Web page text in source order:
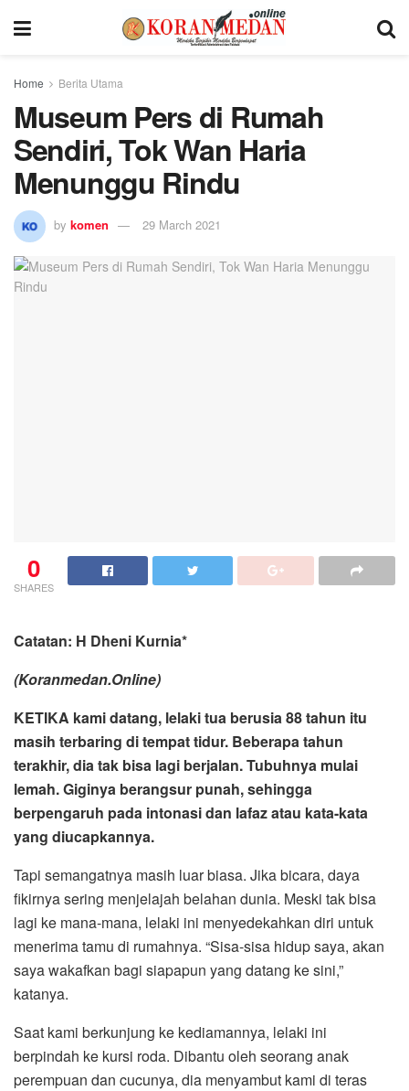
Home Berita Utama
Museum Pers di Rumah
Sendiri, Tok Wan Haria
Menunggu Rindu
by komen 29 March 2021
0
SHARES
Catatan: H Dheni Kurnia*
(Koranmedan.Online)
KETIKA kami datang, lelaki tua berusia 88 tahun itu
masih terbaring di tempat tidur. Beberapa tahun
terakhir, dia tak bisa lagi berjalan. Tubuhnya mulai
lemah. Giginya berangsur punah, sehingga
berpengaruh pada intonasi dan lafaz atau kata-kata
yang diucapkannya.
Tapi semangatnya masih luar biasa. Jika bicara, daya
fikirnya sering menjelajah belahan dunia. Meski tak bisa
lagi ke mana-mana, lelaki ini menyedekahkan diri untuk
menerima tamu di rumahnya. “Sisa-sisa hidup saya, akan
saya wakafkan bagi siapapun yang datang ke sini,”
katanya.
Saat kami berkunjung ke kediamannya, lelaki ini
berpindah ke kursi roda. Dibantu oleh seorang anak
perempuan dan cucunya, dia menyambut kami di teras